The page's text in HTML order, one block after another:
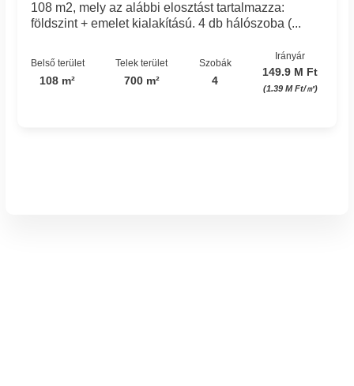
108 m2, mely az alábbi elosztást tartalmazza:
földszint + emelet kialakítású. 4 db hálószoba (...
Belső terület
108 m²
Telek terület
700 m²
Szobák
4
Irányár
149.9 M Ft
(1.39 M Ft/㎡)